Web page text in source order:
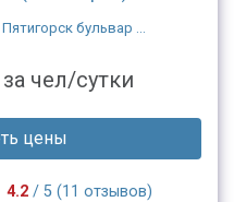
бульвар ...
за чел/сутки
цены
4.2/ 5 (11 отзывов)